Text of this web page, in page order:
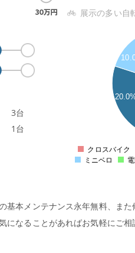
3台
1台
展示の多い自
クロスバイク
ミニベロ
基本メンテナンス永年無料、ま
になることがあればお気軽にご